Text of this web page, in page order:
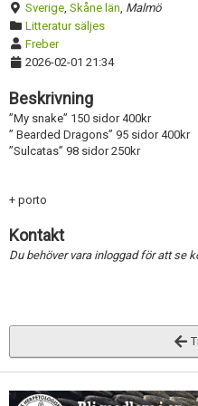
Sverige, Skåne län, Malmö
Litteratur säljes
Freber
2026-02-01 21:34
Beskrivning
”My snake” 150 sidor 400kr
” Bearded Dragons” 95 sidor 400kr
”Sulcatas” 98 sidor 250kr
+ porto
Kontakt
Du behöver vara inloggad för att se